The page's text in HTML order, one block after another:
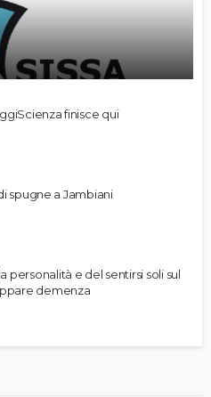
finisce qui
spugne a Jambiani
personalità e del sentirsi soli sul
demenza